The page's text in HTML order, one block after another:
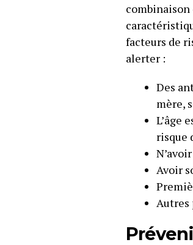
combinaison
facteurs de
alerter :
Des
mère,
L’âge
risque
Avoir
Autres